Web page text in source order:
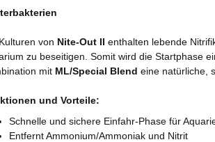
von Nite-Out II enthalten lebende
zu beseitigen. Somit wird die Startphase
mit ML/Special Blend eine natürliche,
und Vorteile:
Schnelle und sichere Einfahr-Phase für
Entfernt Ammonium/Ammoniak und Nitrit